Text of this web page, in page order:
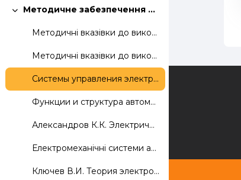
Згорнути
Методичне забезпечення дисципліни
Методичні вказівки до виконання практичних завдань
Методичні вказівки до виконання лаброторних робіт
Системы управления электроприводами
Функции и структура автоматизированного электропривода
Александров К.К. Электрические чертежи и схемы / К.К. Александров, Е.Г. Кузьмин. - М.: Энергоатомиздат, 1990. -228 с
Електромеханічні системи автоматизованого керування та електроприводи:навч.посібник/за ред.М.Г.Поповича.-К:Либідь,2005.-680 с
Ключев В.И. Теория электропривода / В.И. Ключев. - М.: Энергоатом издат, 1985. -550 с.
Зворотній зв'язок